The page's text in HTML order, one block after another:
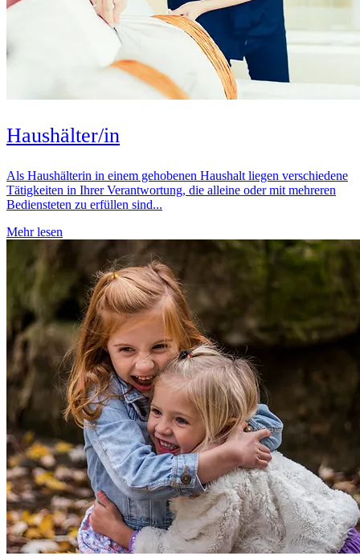
Haushälter/in
Als Haushälterin in einem gehobenen Haushalt liegen verschiedene
Tätigkeiten in Ihrer Verantwortung, die alleine oder mit mehreren
Bediensteten zu erfüllen sind...
Mehr lesen